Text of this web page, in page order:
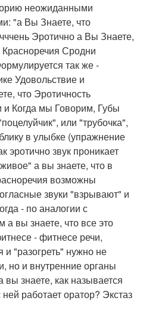
неожиданными
"а Вы Знаете, что
Эротично а Вы Знаете,
Сродни
так же -
Удовольствие и
что Эротичность
и Когда мы Говорим, Губы
или "трубочка",
в улыбке (упражнение
эротично звук проникает
а вы знаете, что в
возможны
звуки "взрывают" и
- по аналогии с
вы знаете, что все это
- фитнесе речи,
"разогреть" нужно не
но и внутренние органы
знаете, как называется
работает оратор? Экстаз